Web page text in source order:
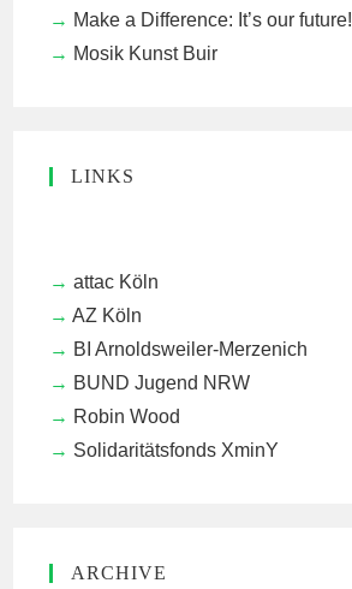
Make a Difference: It’s our future!
Mosik Kunst Buir
LINKS
attac Köln
AZ Köln
BI Arnoldsweiler-Merzenich
BUND Jugend NRW
Robin Wood
Solidaritätsfonds XminY
ARCHIVE